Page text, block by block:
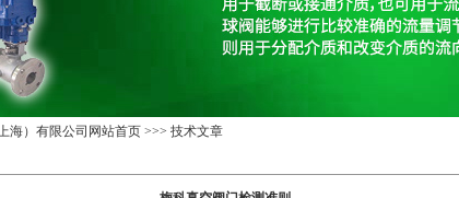
海）有限公司网站首页 >>> 技术文章